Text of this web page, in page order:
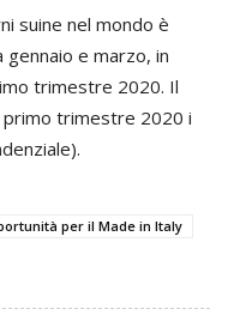
suine nel mondo è
e marzo, in
trimestre 2020. Il
primo trimestre 2020 i
per il Made in Italy